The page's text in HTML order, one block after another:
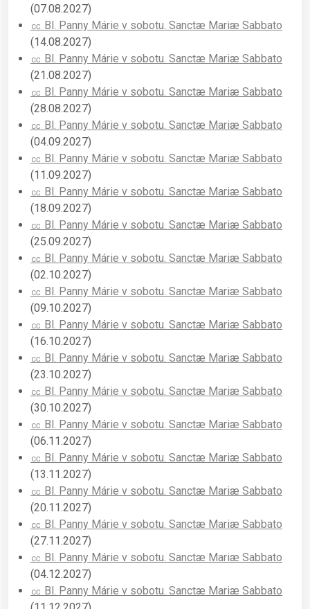
(07.08.2027)
㏄ Bl. Panny Márie v sobotu. Sanctæ Mariæ Sabbato
(14.08.2027)
㏄ Bl. Panny Márie v sobotu. Sanctæ Mariæ Sabbato
(21.08.2027)
㏄ Bl. Panny Márie v sobotu. Sanctæ Mariæ Sabbato
(28.08.2027)
㏄ Bl. Panny Márie v sobotu. Sanctæ Mariæ Sabbato
(04.09.2027)
㏄ Bl. Panny Márie v sobotu. Sanctæ Mariæ Sabbato
(11.09.2027)
㏄ Bl. Panny Márie v sobotu. Sanctæ Mariæ Sabbato
(18.09.2027)
㏄ Bl. Panny Márie v sobotu. Sanctæ Mariæ Sabbato
(25.09.2027)
㏄ Bl. Panny Márie v sobotu. Sanctæ Mariæ Sabbato
(02.10.2027)
㏄ Bl. Panny Márie v sobotu. Sanctæ Mariæ Sabbato
(09.10.2027)
㏄ Bl. Panny Márie v sobotu. Sanctæ Mariæ Sabbato
(16.10.2027)
㏄ Bl. Panny Márie v sobotu. Sanctæ Mariæ Sabbato
(23.10.2027)
㏄ Bl. Panny Márie v sobotu. Sanctæ Mariæ Sabbato
(30.10.2027)
㏄ Bl. Panny Márie v sobotu. Sanctæ Mariæ Sabbato
(06.11.2027)
㏄ Bl. Panny Márie v sobotu. Sanctæ Mariæ Sabbato
(13.11.2027)
㏄ Bl. Panny Márie v sobotu. Sanctæ Mariæ Sabbato
(20.11.2027)
㏄ Bl. Panny Márie v sobotu. Sanctæ Mariæ Sabbato
(27.11.2027)
㏄ Bl. Panny Márie v sobotu. Sanctæ Mariæ Sabbato
(04.12.2027)
㏄ Bl. Panny Márie v sobotu. Sanctæ Mariæ Sabbato